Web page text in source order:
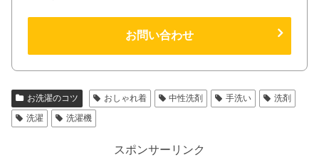
お問い合わせ
お洗濯のコツ おしゃれ着 中性洗剤 手洗い
洗剤
洗濯
洗濯機
スポンサーリンク